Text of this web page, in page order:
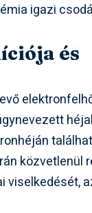
igazi
és
közvetlenül
viselkedését,